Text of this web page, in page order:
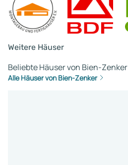
Weitere Häuser
Beliebte Häuser von Bien-Zenker
Alle Häuser von Bien-Zenker